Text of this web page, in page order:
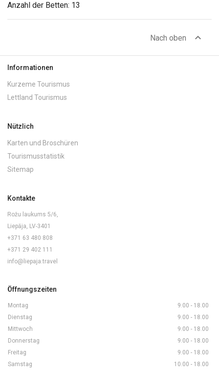
Anzahl der Betten: 13
Nach oben expand_less
Informationen
Kurzeme Tourismus
Lettland Tourismus
Nützlich
Karten und Broschüren
Tourismusstatistik
Sitemap
Kontakte
Rožu laukums 5/6,
Liepāja, LV-3401
+371 63 480 808
+371 29 402 111
info@liepaja.travel
Öffnungszeiten
Montag
9.00 - 18.00
Dienstag
9.00 - 18.00
Mittwoch
9.00 - 18.00
Donnerstag
9.00 - 18.00
Freitag
9.00 - 18.00
Samstag
10.00 - 18.00